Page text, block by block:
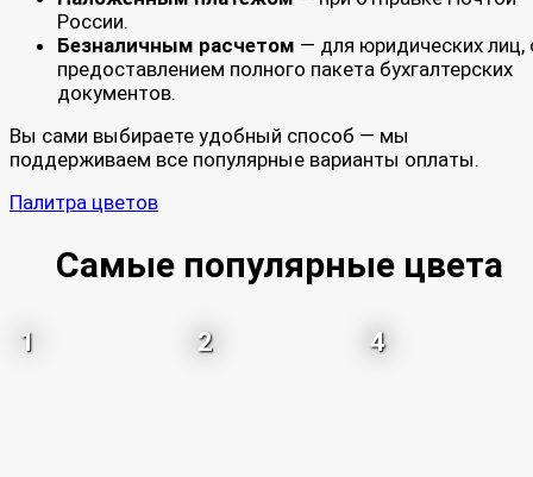
России.
Безналичным расчетом — для юридических лиц,
предоставлением полного пакета бухгалтерских
документов.
Вы сами выбираете удобный способ — мы
поддерживаем все популярные варианты оплаты.
Палитра цветов
Самые популярные цвета
1 2 4